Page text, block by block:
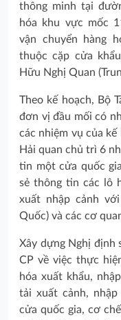
thông minh tại
hóa khu vực mốc
vận chuyển hàng
thuộc cặp cửa
Hữu Nghị Quan
Theo kế hoạch, Bộ
đơn vị đầu mối có
các nhiệm vụ của kế
Hải quan chủ trì 6
tin một cửa quốc
sẻ thông tin các lô
xuất nhập cảnh
Quốc) và các cơ
Xây dựng Nghị
CP về việc thực
hóa xuất khẩu,
tải xuất cảnh,
cửa quốc gia, cơ